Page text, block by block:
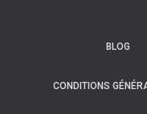
BLOG
CONDITIONS